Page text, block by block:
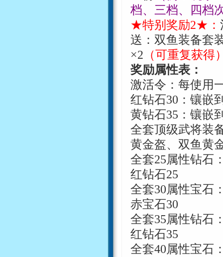
档、三档、四档
★特别奖励2★：
送：双鱼装备套
×2 （可重复获得
奖励属性表：
激活令：每使用
红钻石30 ：镶嵌
黄钻石35 ：镶嵌
全套顶级武将装
黄金盔、双鱼黄
全套25属性钻石
红钻石25
全套30属性宝石
赤宝石30
全套35属性钻石
红钻石35
全套40属性宝石